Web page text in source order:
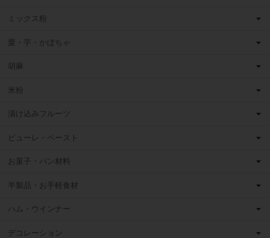
ミックス粉
栗・芋・かぼちゃ
胡麻
米粉
漬け込みフルーツ
ピューレ・ペースト
お菓子・パン材料
半製品・お手軽食材
ハム・ウインナー
デコレーション